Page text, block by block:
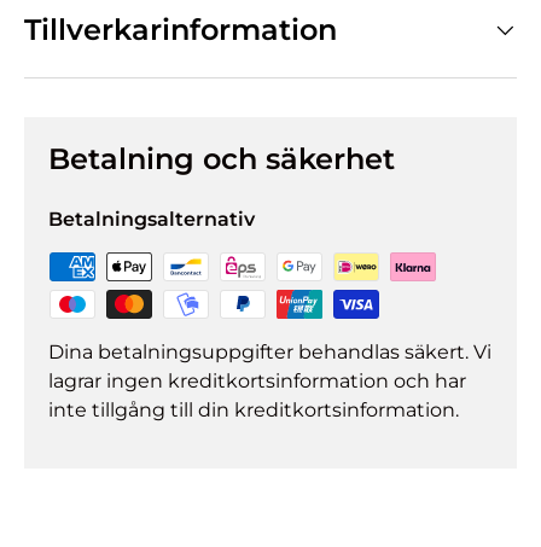
Tillverkarinformation
Betalning och säkerhet
Betalningsalternativ
Dina betalningsuppgifter behandlas säkert. Vi
lagrar ingen kreditkortsinformation och har
inte tillgång till din kreditkortsinformation.